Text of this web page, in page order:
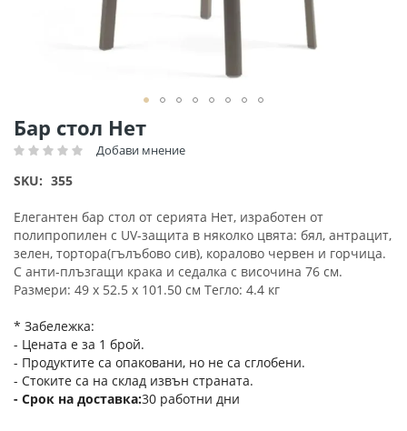
Бар стол Нет
Рейтинг: Добави мнение
SKU 355
Елегантен бар стол от серията Нет, изработен от
полипропилен с UV-защита в няколко цвята: бял, антрацит,
зелен, тортора(гълъбово сив), коралово червен и горчица.
С анти-плъзгащи крака и седалка с височина 76 см.
Размери: 49 х 52.5 х 101.50 см Тегло: 4.4 кг
* Забележка:
- Цената е за 1 брой.
- Продуктите са опаковани, но не са сглобени.
- Стоките са на склад извън страната.
Срок на доставка 30 работни дни
Преминете
към
началото
на
със
снимки